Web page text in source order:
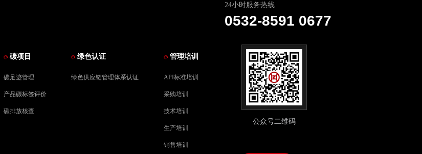
24小时服务热线
0532-8591 0677
碳项目
碳足迹管理
产品碳标签评价
碳排放核查
绿色认证
绿色供应链管理体系认证
管理培训
API标准培训
采购培训
技术培训
生产培训
销售培训
公众号二维码